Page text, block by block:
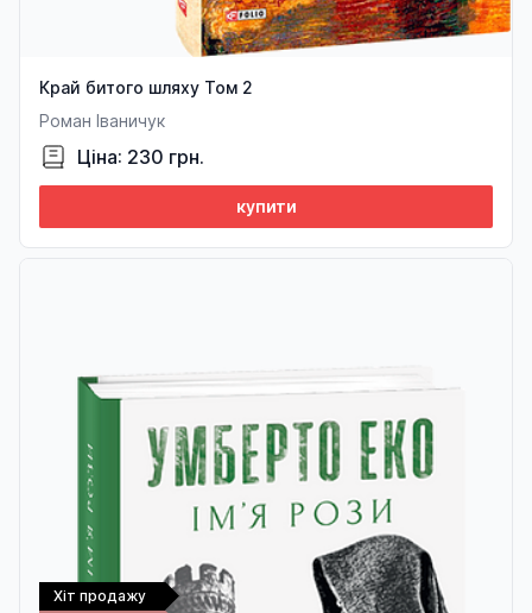
Край битого шляху Том 2
Роман Іваничук
Ціна: 230 грн.
купити
Хіт продажу